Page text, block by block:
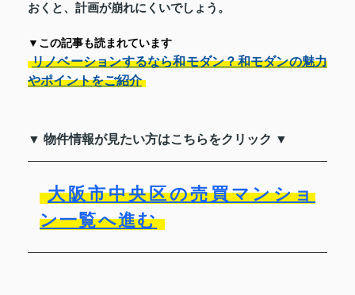
おくと、計画が崩れにくいでしょう。
▼この記事も読まれています
リノベーションするなら和モダン？和モダンの魅力
やポイントをご紹介
▼ 物件情報が見たい方はこちらをクリック ▼
大阪市中央区の売買マンショ
ン一覧へ進む